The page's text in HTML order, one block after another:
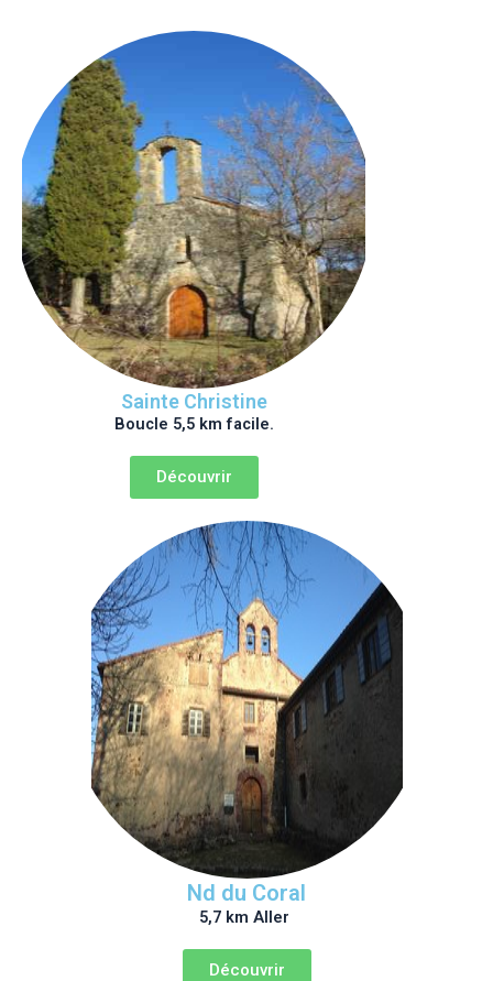
Sainte Christine
Boucle 5,5 km facile.
Découvrir
Nd du Coral
5,7 km Aller
Découvrir